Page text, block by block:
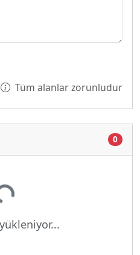
Tüm alanlar zorunludur
0